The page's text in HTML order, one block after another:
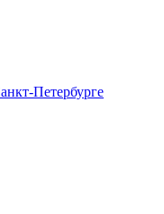
Петербурге